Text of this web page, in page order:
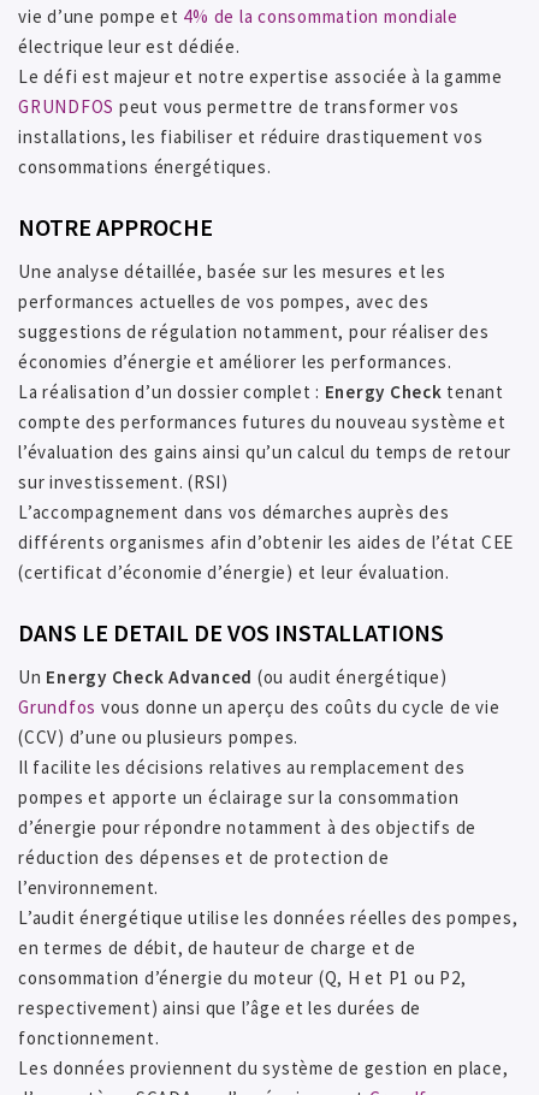
vie d’une pompe et 4% de la consommation mondiale
électrique leur est dédiée.
Le défi est majeur et notre expertise associée à la gamme
GRUNDFOS peut vous permettre de transformer vos
installations, les fiabiliser et réduire drastiquement vos
consommations énergétiques.
NOTRE APPROCHE
Une analyse détaillée, basée sur les mesures et les
performances actuelles de vos pompes, avec des
suggestions de régulation notamment, pour réaliser des
économies d’énergie et améliorer les performances.
La réalisation d’un dossier complet : Energy Check tenant
compte des performances futures du nouveau système et
l’évaluation des gains ainsi qu’un calcul du temps de retour
sur investissement. (RSI)
L’accompagnement dans vos démarches auprès des
différents organismes afin d’obtenir les aides de l’état CEE
(certificat d’économie d’énergie) et leur évaluation.
DANS LE DETAIL DE VOS INSTALLATIONS
Un Energy Check Advanced (ou audit énergétique)
Grundfos vous donne un aperçu des coûts du cycle de vie
(CCV) d’une ou plusieurs pompes.
Il facilite les décisions relatives au remplacement des
pompes et apporte un éclairage sur la consommation
d’énergie pour répondre notamment à des objectifs de
réduction des dépenses et de protection de
l’environnement.
L’audit énergétique utilise les données réelles des pompes,
en termes de débit, de hauteur de charge et de
consommation d’énergie du moteur (Q, H et P1 ou P2,
respectivement) ainsi que l’âge et les durées de
fonctionnement.
Les données proviennent du système de gestion en place,